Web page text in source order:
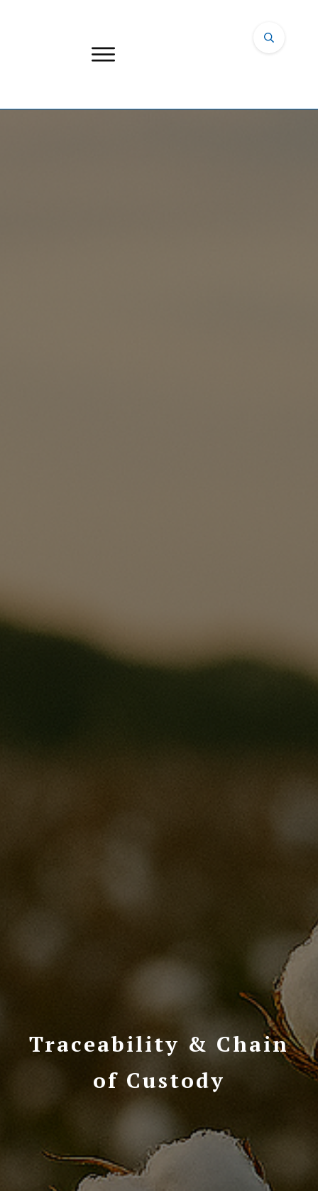
Traceability & Chain
of Custody